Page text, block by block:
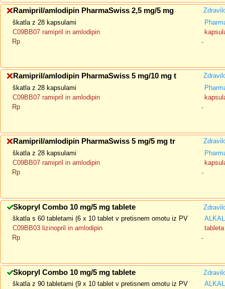
Ramipril/amlodipin PharmaSwiss 2,5 mg/5 mg
škatla z 28 kapsulami
C09BB07 ramipril in amlodipin
Rp
-
Ramipril/amlodipin PharmaSwiss 5 mg/10 mg t
škatla z 28 kapsulami
C09BB07 ramipril in amlodipin
Rp
-
Ramipril/amlodipin PharmaSwiss 5 mg/5 mg tr
škatla z 28 kapsulami
C09BB07 ramipril in amlodipin
Rp
-
Skopryl Combo 10 mg/5 mg tablete
škatla s 60 tabletami (6 x 10 tablet v pretisnem omotu iz PV
C09BB03 lizinopril in amlodipin
tableta
Rp
-
Skopryl Combo 10 mg/5 mg tablete
škatla z 90 tabletami (9 x 10 tablet v pretisnem omotu iz PV